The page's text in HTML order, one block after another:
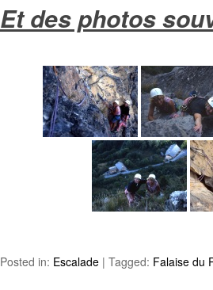
Et des photos
Posted in: Escalade | Tagged: Falaise du